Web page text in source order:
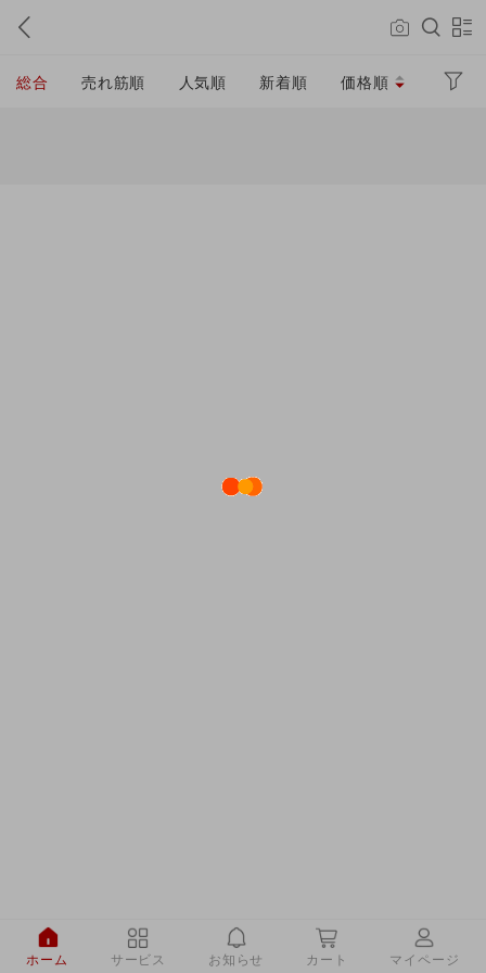
総合 売れ筋順 人気順 新着順 価格順
ホーム サービス お知らせ カート マイページ